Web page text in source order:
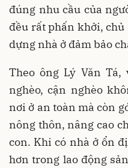
đúng nhu cầu của
đều rất phấn khởi,
dựng nhà ở đảm bảo
Theo ông Lý Văn
nghèo, cận nghèo
nơi ở an toàn mà còn
nông thôn, nâng cao
con. Khi có nhà ở ổn
hơn trong lao động